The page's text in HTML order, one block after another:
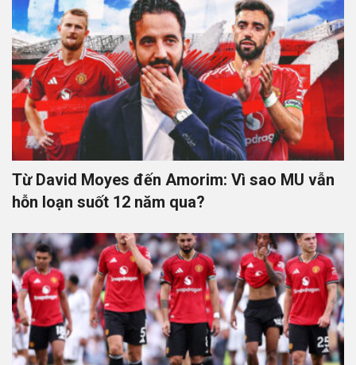
Từ David Moyes đến Amorim: Vì sao MU vẫn
hỗn loạn suốt 12 năm qua?